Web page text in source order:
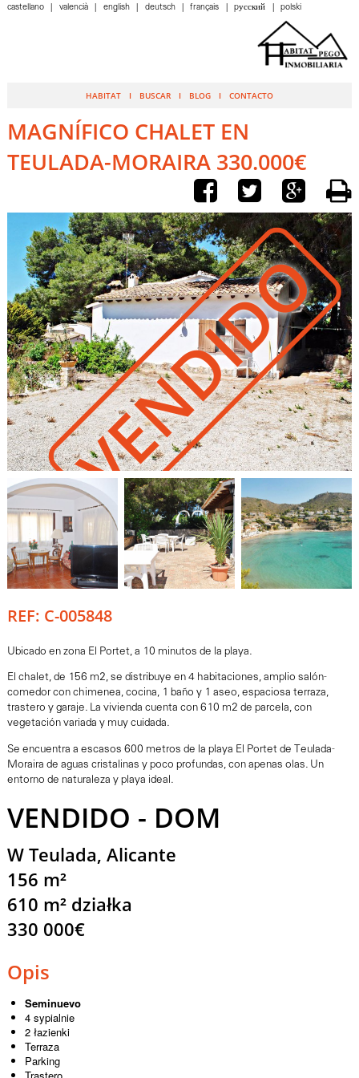
HABITAT BUSCAR BLOG CONTACTO
castellano valencià english deutsch français pусский polski
MAGNÍFICO CHALET EN
TEULADA-MORAIRA 330.000€
VENDIDO
REF: C-005848
Ubicado en zona El Portet, a 10 minutos de la playa.
El chalet, de 156 m2, se distribuye en 4 habitaciones, amplio salón-
comedor con chimenea, cocina, 1 baño y 1 aseo, espaciosa terraza,
trastero y garaje. La vivienda cuenta con 610 m2 de parcela, con
vegetación variada y muy cuidada.
Se encuentra a escasos 600 metros de la playa El Portet de Teulada-
Moraira de aguas cristalinas y poco profundas, con apenas olas. Un
entorno de naturaleza y playa ideal.
VENDIDO - DOM
W Teulada, Alicante
156 m²
610 m² działka
330 000€
Opis
Seminuevo
4 sypialnie
2 łazienki
Terraza
Parking